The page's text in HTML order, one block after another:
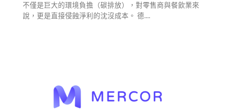
不僅是巨大的環境負擔（碳排放），對零售商與餐飲業來
說，更是直接侵蝕淨利的沈沒成本。 德....